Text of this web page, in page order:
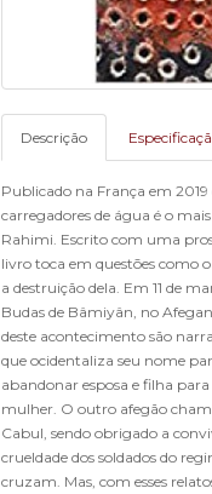
Descrição
Publicado na França em
carregadores de água é o
Rahimi. Escrito com uma
livro toca em questões como
a destruição dela. Em 11 de
Budas de Bâmiyân, no
deste acontecimento são
que ocidentaliza seu nome
abandonar esposa e filha
mulher. O outro afegão
Cabul, sendo obrigado a
crueldade dos soldados do
cruzam. Mas, com esses